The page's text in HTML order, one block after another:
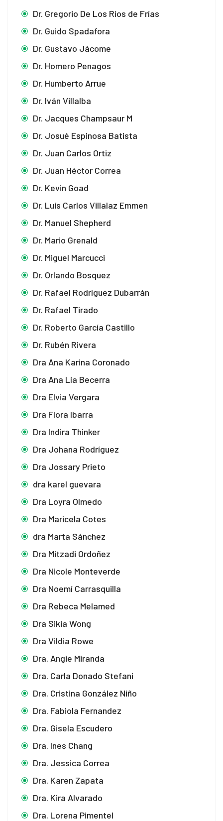
Dr. Gregorio De Los Ríos de Frías
Dr. Guido Spadafora
Dr. Gustavo Jácome
Dr. Homero Penagos
Dr. Humberto Arrue
Dr. Iván Villalba
Dr. Jacques Champsaur M
Dr. Josué Espinosa Batista
Dr. Juan Carlos Ortiz
Dr. Juan Héctor Correa
Dr. Kevin Goad
Dr. Luis Carlos Villalaz Emmen
Dr. Manuel Shepherd
Dr. Mario Grenald
Dr. Miguel Marcucci
Dr. Orlando Bosquez
Dr. Rafael Rodríguez Dubarrán
Dr. Rafael Tirado
Dr. Roberto García Castillo
Dr. Rubén Rivera
Dra Ana Karina Coronado
Dra Ana Lía Becerra
Dra Elvia Vergara
Dra Flora Ibarra
Dra Indira Thinker
Dra Johana Rodríguez
Dra Jossary Prieto
dra karel guevara
Dra Loyra Olmedo
Dra Maricela Cotes
dra Marta Sánchez
Dra Mitzadi Ordoñez
Dra Nicole Monteverde
Dra Noemí Carrasquilla
Dra Rebeca Melamed
Dra Sikia Wong
Dra Vildia Rowe
Dra. Angie Miranda
Dra. Carla Donado Stefani
Dra. Cristina González Niño
Dra. Fabiola Fernandez
Dra. Gisela Escudero
Dra. Ines Chang
Dra. Jessica Correa
Dra. Karen Zapata
Dra. Kira Alvarado
Dra. Lorena Pimentel